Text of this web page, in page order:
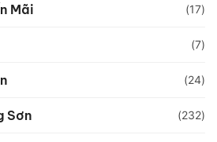
Mãi (17)
(7)
(24)
Sơn (232)